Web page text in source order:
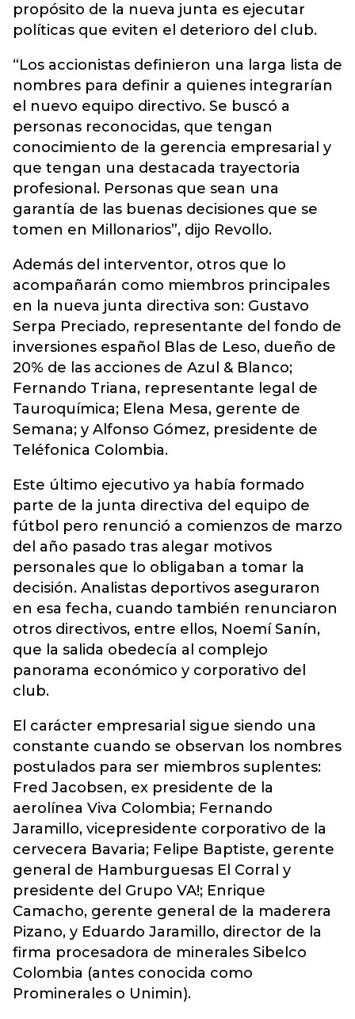
propósito de la nueva junta es ejecutar
políticas que eviten el deterioro del club.
“Los accionistas definieron una larga lista de
nombres para definir a quienes integrarían
el nuevo equipo directivo. Se buscó a
personas reconocidas, que tengan
conocimiento de la gerencia empresarial y
que tengan una destacada trayectoria
profesional. Personas que sean una
garantía de las buenas decisiones que se
tomen en Millonarios”, dijo Revollo.
Además del interventor, otros que lo
acompañarán como miembros principales
en la nueva junta directiva son: Gustavo
Serpa Preciado, representante del fondo de
inversiones español Blas de Leso, dueño de
20% de las acciones de Azul & Blanco;
Fernando Triana, representante legal de
Tauroquímica; Elena Mesa, gerente de
Semana; y Alfonso Gómez, presidente de
Teléfonica Colombia.
Este último ejecutivo ya había formado
parte de la junta directiva del equipo de
fútbol pero renunció a comienzos de marzo
del año pasado tras alegar motivos
personales que lo obligaban a tomar la
decisión. Analistas deportivos aseguraron
en esa fecha, cuando también renunciaron
otros directivos, entre ellos, Noemí Sanín,
que la salida obedecía al complejo
panorama económico y corporativo del
club.
El carácter empresarial sigue siendo una
constante cuando se observan los nombres
postulados para ser miembros suplentes:
Fred Jacobsen, ex presidente de la
aerolínea Viva Colombia; Fernando
Jaramillo, vicepresidente corporativo de la
cervecera Bavaria; Felipe Baptiste, gerente
general de Hamburguesas El Corral y
presidente del Grupo VA!; Enrique
Camacho, gerente general de la maderera
Pizano, y Eduardo Jaramillo, director de la
firma procesadora de minerales Sibelco
Colombia (antes conocida como
Prominerales o Unimin).